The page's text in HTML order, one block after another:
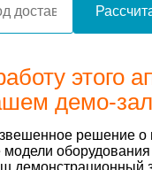
этого
демо-
решение о
оборудования
демонстрационный